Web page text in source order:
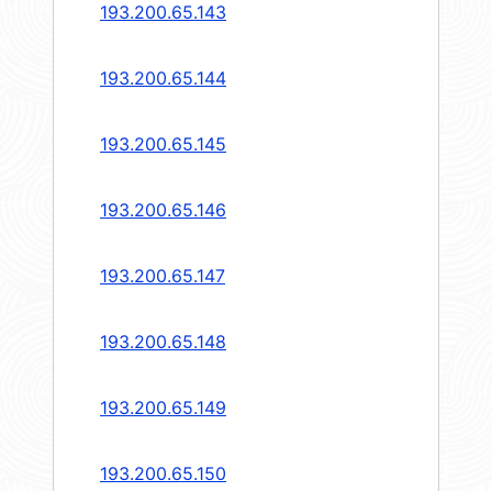
193.200.65.143
193.200.65.144
193.200.65.145
193.200.65.146
193.200.65.147
193.200.65.148
193.200.65.149
193.200.65.150